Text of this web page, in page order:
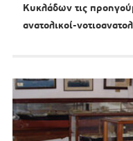
Κυκλάδων τις
ανατολικοί-